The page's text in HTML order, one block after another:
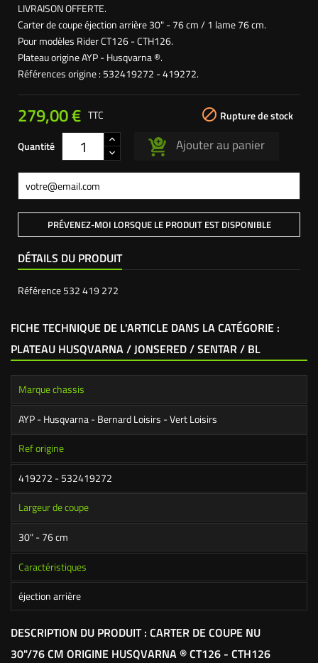
LIVRAISON OFFERTE.
Carter de coupe éjection arrière 30" - 76 cm / 1 lame 76 cm.
Pour modèles Rider CT126 - CTH126.
Plateau origine AYP - Husqvarna ®.
Références origine : 532419272 - 419272.
279,00 €  Rupture de stock
TTC
Quantité Ajouter au panier
PRÉVENEZ-MOI LORSQUE LE PRODUIT EST DISPONIBLE
DÉTAILS DU PRODUIT
Référence532 419 272
FICHE TECHNIQUE DE L'ARTICLE DANS LA CATÉGORIE :
PLATEAU HUSQVARNA / JONSERED / SENTAR / BL
Marque chassis
AYP - Husqvarna - Bernard Loisirs - Vert Loisirs
Ref origine
419272 - 532419272
Largeur de coupe
30" - 76 cm
Caractéristiques
éjection arrière
DESCRIPTION DU PRODUIT : CARTER DE COUPE NU
30"/76 CM ORIGINE HUSQVARNA ® CT126 - CTH126